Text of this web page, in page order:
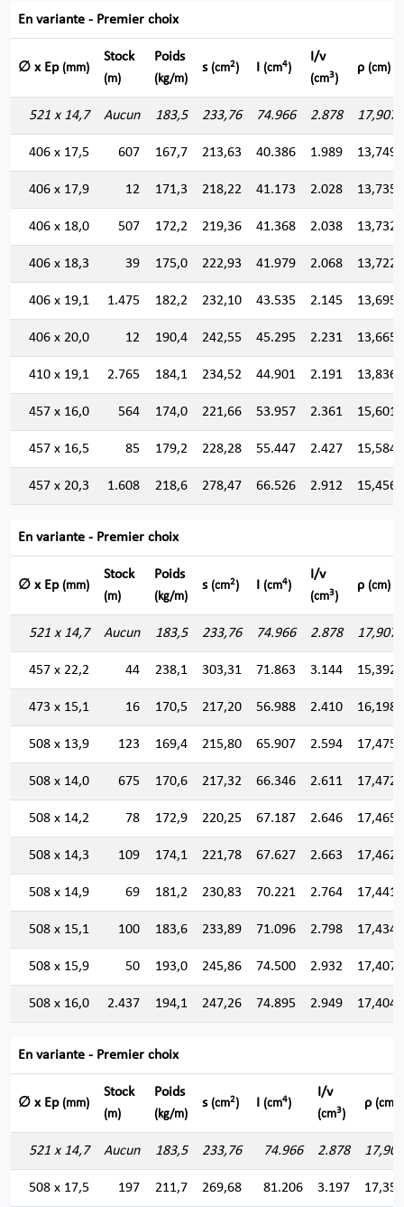
En variante - Premier choix
∅ x Ep (mm)
Stock
(m)
Poids
(kg/m)
s (cm2) I (cm4)
I/v
(cm3)
ρ (cm)
521 x 14,7 Aucun 183,5 233,76 74.966 2.878 17,907
406 x 17,5 607 167,7 213,63 40.386 1.989 13,749
406 x 17,9 12 171,3 218,22 41.173 2.028 13,735
406 x 18,0 507 172,2 219,36 41.368 2.038 13,732
406 x 18,3 39 175,0 222,93 41.979 2.068 13,722
406 x 19,1 1.475 182,2 232,10 43.535 2.145 13,695
406 x 20,0 12 190,4 242,55 45.295 2.231 13,665
410 x 19,1 2.765 184,1 234,52 44.901 2.191 13,836
457 x 16,0 564 174,0 221,66 53.957 2.361 15,601
457 x 16,5 85 179,2 228,28 55.447 2.427 15,584
457 x 20,3 1.608 218,6 278,47 66.526 2.912 15,456
En variante - Premier choix
∅ x Ep (mm)
Stock
(m)
Poids
(kg/m)
s (cm2) I (cm4)
I/v
(cm3)
ρ (cm)
521 x 14,7 Aucun 183,5 233,76 74.966 2.878 17,907
457 x 22,2 44 238,1 303,31 71.863 3.144 15,392
473 x 15,1 16 170,5 217,20 56.988 2.410 16,198
508 x 13,9 123 169,4 215,80 65.907 2.594 17,475
508 x 14,0 675 170,6 217,32 66.346 2.611 17,472
508 x 14,2 78 172,9 220,25 67.187 2.646 17,465
508 x 14,3 109 174,1 221,78 67.627 2.663 17,462
508 x 14,9 69 181,2 230,83 70.221 2.764 17,441
508 x 15,1 100 183,6 233,89 71.096 2.798 17,434
508 x 15,9 50 193,0 245,86 74.500 2.932 17,407
508 x 16,0 2.437 194,1 247,26 74.895 2.949 17,404
En variante - Premier choix
∅ x Ep (mm)
Stock
(m)
Poids
(kg/m)
s (cm2) I (cm4)
I/v
(cm3)
ρ (cm)
521 x 14,7 Aucun 183,5 233,76 74.966 2.878 17,907
508 x 17,5 197 211,7 269,68 81.206 3.197 17,352